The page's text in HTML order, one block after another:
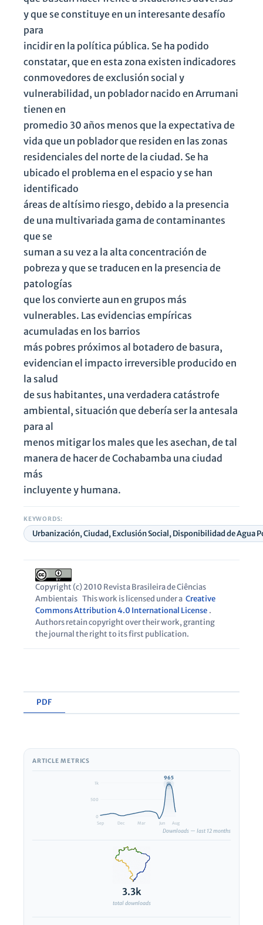
y que se constituye en un interesante desafío
para
incidir en la política pública. Se ha podido
constatar, que en esta zona existen indicadores
conmovedores de exclusión social y
vulnerabilidad, un poblador nacido en Arrumani
tienen en
promedio 30 años menos que la expectativa de
vida que un poblador que residen en las zonas
residenciales del norte de la ciudad. Se ha
ubicado el problema en el espacio y se han
identificado
áreas de altísimo riesgo, debido a la presencia
de una multivariada gama de contaminantes
que se
suman a su vez a la alta concentración de
pobreza y que se traducen en la presencia de
patologías
que los convierte aun en grupos más
vulnerables. Las evidencias empíricas
acumuladas en los barrios
más pobres próximos al botadero de basura,
evidencian el impacto irreversible producido en
la salud
de sus habitantes, una verdadera catástrofe
ambiental, situación que debería ser la antesala
para al
menos mitigar los males que les asechan, de tal
manera de hacer de Cochabamba una ciudad
más
incluyente y humana.
KEYWORDS:
Urbanización, Ciudad, Exclusión Social, Disponibilidad de
Copyright (c) 2010 Revista Brasileira de Ciências
Ambientais This work is licensed under a Creative
Commons Attribution 4.0 International License .
Authors retain copyright over their work, granting
the journal the right to its first publication.
PDF
ARTICLE METRICS
0
500
1k
965
Sep Dec Mar Jun Aug
Downloads — last 12 months
3.3k
total downloads